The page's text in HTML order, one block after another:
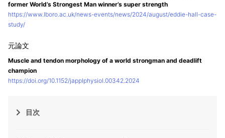
former World’s Strongest Man winner’s super strength
https://www.lboro.ac.uk/news-events/news/2024/august/eddie-hall-case-
study/
Muscle and tendon morphology of a world strongman and deadlift
champion
https://doi.org/10.1152/japplphysiol.00342.2024
目次